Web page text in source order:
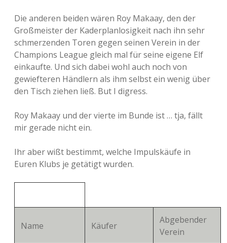
Die anderen beiden wären Roy Makaay, den der
Großmeister der Kaderplanlosigkeit nach ihn sehr
schmerzenden Toren gegen seinen Verein in der
Champions League gleich mal für seine eigene Elf
einkaufte. Und sich dabei wohl auch noch von
gewiefteren Händlern als ihm selbst ein wenig über
den Tisch ziehen ließ. But I digress.
Roy Makaay und der vierte im Bunde ist … tja, fällt
mir gerade nicht ein.
Ihr aber wißt bestimmt, welche Impulskäufe in
Euren Klubs je getätigt wurden.
Name Käufer
Abgebender
Verein